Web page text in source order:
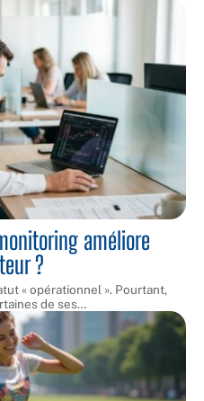
améliore
?
« opérationnel ». Pourtant,
de ses…